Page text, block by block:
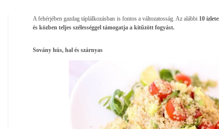
A fehérjében gazdag táplálkozásban is fontos a változatosság. Az alábbi 10
és közben teljes szélességgel támogatja a kitűzött fogyást.
Sovány hús, hal és szárnyas